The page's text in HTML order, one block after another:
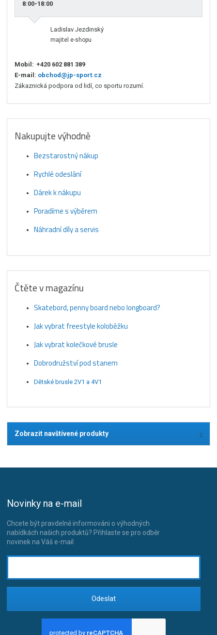
8:00-18:00
Ladislav Jezdinský
majitel e-shopu
Mobil: +420 602 881 389
E-mail: obchod@jp-sport.cz
Zákaznická podpora od lidí, co sportu rozumí.
Nakupujte výhodně
Bezstarostný nákup
Rychlé odeslání
Dárek k nákupu
Poradíme s výběrem
Náhradní díly a servis
Čtěte v magazínu
Skatebord, penny board nebo longboard?
Jak vybrat freestyle koloběžku
Jak vybrat kolečkové brusle
Dobrodružství pod stanem
Dětské brusle 2V1 a 4V1
Zobrazit navštívené produkty
Novinky na e-mail
Chcete být pravdelně informováni o výhodných
nabídkách našich produktů? Přihlaste se pro odběr
novinek na Váš e-mail
Odeslat